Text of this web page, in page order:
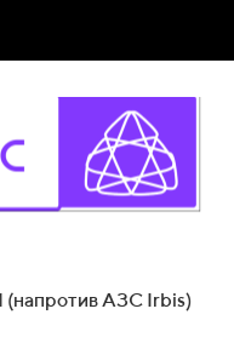
(напротив АЗС Irbis)